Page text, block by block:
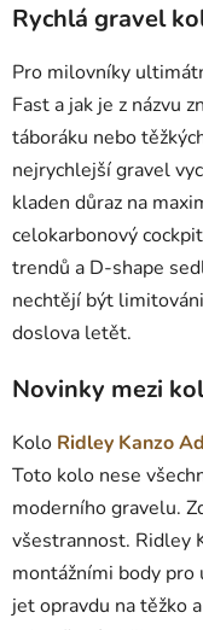
Rychlá gravel
Pro milovníky
Fast a jak je z názvu
táboráku nebo
nejrychlejší gravel
kladen důraz na
celokarbonový
trendů a D-shape
nechtějí být
doslova letět.
Novinky mezi
Kolo Ridley Kanzo
Toto kolo nese
moderního gravelu.
všestrannost. Ridley
montážními body pro
jet opravdu na těžko